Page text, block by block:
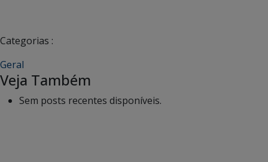
Categorias :
Geral
Veja Também
Sem posts recentes disponíveis.